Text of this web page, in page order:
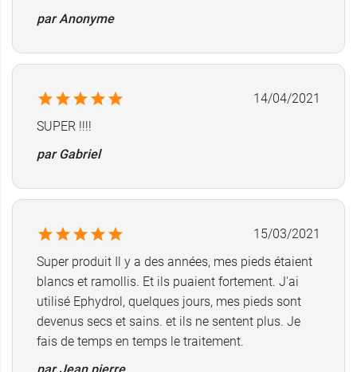
par Anonyme
14/04/2021
SUPER !!!!
par Gabriel
15/03/2021
Super produit Il y a des années, mes pieds étaient
blancs et ramollis. Et ils puaient fortement. J'ai
utilisé Ephydrol, quelques jours, mes pieds sont
devenus secs et sains. et ils ne sentent plus. Je
fais de temps en temps le traitement.